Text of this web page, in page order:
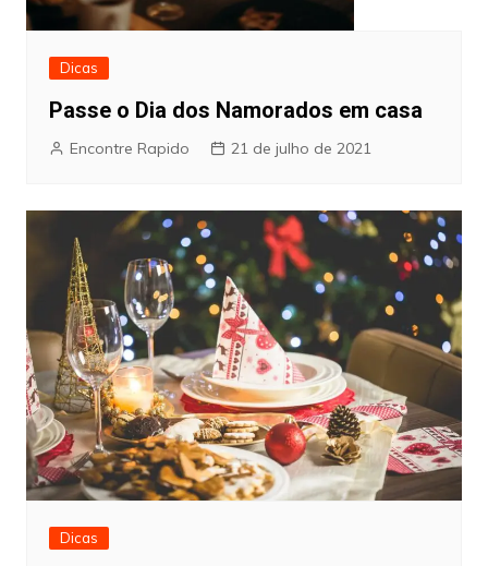
Dicas
Passe o Dia dos Namorados em casa
Encontre Rapido 21 de julho de 2021
Dicas